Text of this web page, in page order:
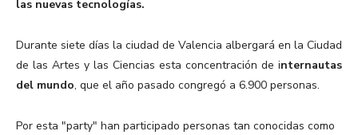
las nuevas tecnologías.
Durante siete días la ciudad de Valencia albergará en la Ciudad
de las Artes y las Ciencias esta concentración de internautas
del mundo, que el año pasado congregó a 6.900 personas.
Por esta "party" han participado personas tan conocidas como